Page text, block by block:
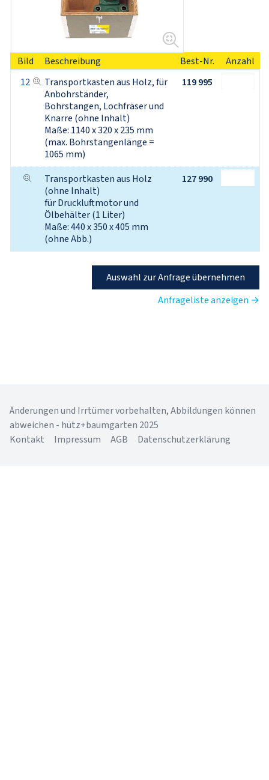
Bild Beschreibung Best-Nr.
Anzahl
12
Transportkasten aus Holz, für
Anbohrständer,
Bohrstangen, Lochfräser und
Knarre (ohne Inhalt)
Maße: 1140 x 320 x 235 mm
(max. Bohrstangenlänge =
1065 mm)
119 995
Transportkasten aus Holz
(ohne Inhalt)
für Druckluftmotor und
Ölbehälter (1 Liter)
Maße: 440 x 350 x 405 mm
(ohne Abb.)
127 990
Auswahl zur Anfrage übernehmen
Anfrageliste anzeigen →
Änderungen und Irrtümer vorbehalten, Abbildungen können
abweichen - hütz+baumgarten 2025
Kontakt
Impressum AGB Datenschutzerklärung